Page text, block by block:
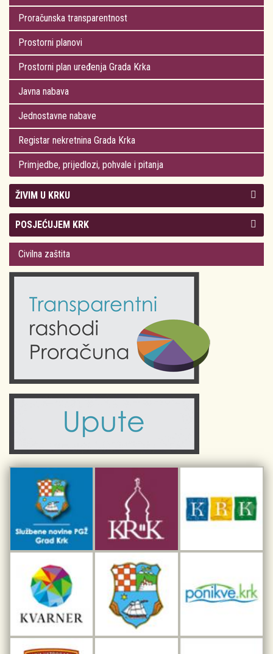
Proračunska transparentnost
Prostorni planovi
Prostorni plan uređenja Grada Krka
Javna nabava
Jednostavne nabave
Registar nekretnina Grada Krka
Primjedbe, prijedlozi, pohvale i pitanja
ŽIVIM U KRKU
Kolegij gradonačelnika
Gradsko vijeće
Odluke Grada Krka (Službene novine PGŽ)
Obrazovanje
Komunalne usluge
Civilni sektor (arhiva udruga)
Sport i rekreacija
POSJEĆUJEM KRK
Plan Grada Krka
Krk 360° VR panorama
Krk uživo
Fotogalerije
Kalendar događanja
Turistička zajednica otoka Krka
Kulturno-turistička ruta Putovima Frankopana
Dar iz Krka
Interpretacijski centar pomorske baštine
Civilna zaštita